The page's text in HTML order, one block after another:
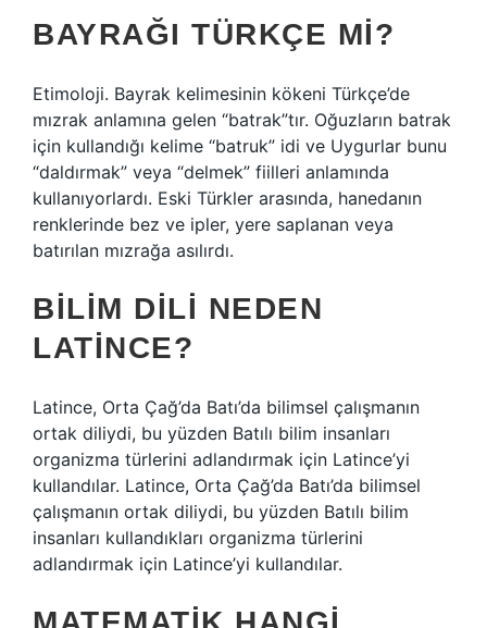
BAYRAĞI TÜRKÇE MI?
Etimoloji. Bayrak kelimesinin kökeni Türkçe’de
mızrak anlamına gelen “batrak”tır. Oğuzların batrak
için kullandığı kelime “batruk” idi ve Uygurlar bunu
“daldırmak” veya “delmek” fiilleri anlamında
kullanıyorlardı. Eski Türkler arasında, hanedanın
renklerinde bez ve ipler, yere saplanan veya
batırılan mızrağa asılırdı.
BILIM DILI NEDEN
LATINCE?
Latince, Orta Çağ’da Batı’da bilimsel çalışmanın
ortak diliydi, bu yüzden Batılı bilim insanları
organizma türlerini adlandırmak için Latince’yi
kullandılar. Latince, Orta Çağ’da Batı’da bilimsel
çalışmanın ortak diliydi, bu yüzden Batılı bilim
insanları kullandıkları organizma türlerini
adlandırmak için Latince’yi kullandılar.